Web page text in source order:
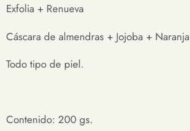
Exfolia + Renueva
Cáscara de almendras + Jojoba + Naranja
Todo tipo de piel.
Contenido: 200 gs.